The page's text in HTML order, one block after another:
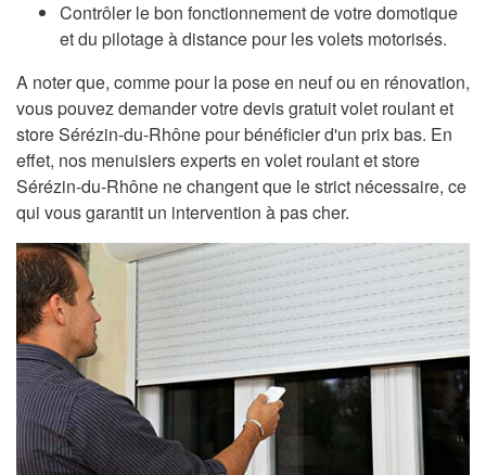
Contrôler le bon fonctionnement de votre domotique
et du pilotage à distance pour les volets motorisés.
A noter que, comme pour la pose en neuf ou en rénovation,
vous pouvez demander votre devis gratuit volet roulant et
store Sérézin-du-Rhône pour bénéficier d'un prix bas. En
effet, nos menuisiers experts en volet roulant et store
Sérézin-du-Rhône ne changent que le strict nécessaire, ce
qui vous garantit un intervention à pas cher.